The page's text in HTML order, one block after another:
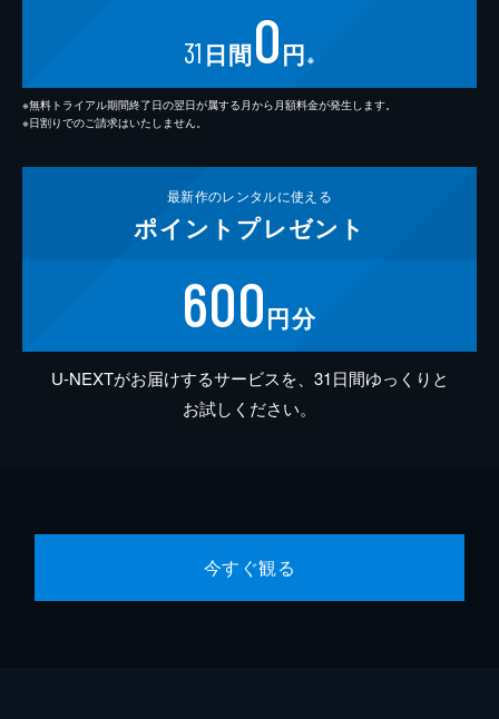
31 日間0円 ※
※無料トライアル期間終了日の翌日が属する月から月額料金が発生します。
※日割りでのご請求はいたしません。
最新作のレンタルに使える
ポイント プレゼント
600円分
U-NEXTがお届けするサービスを、31日間ゆっくりと
お試しください。
今すぐ観る